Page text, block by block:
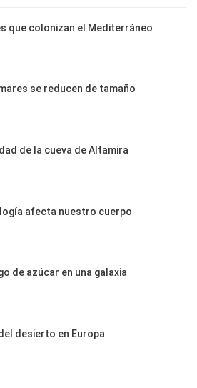
que colonizan el Mediterráneo
se reducen de tamaño
de la cueva de Altamira
afecta nuestro cuerpo
de azúcar en una galaxia
desierto en Europa